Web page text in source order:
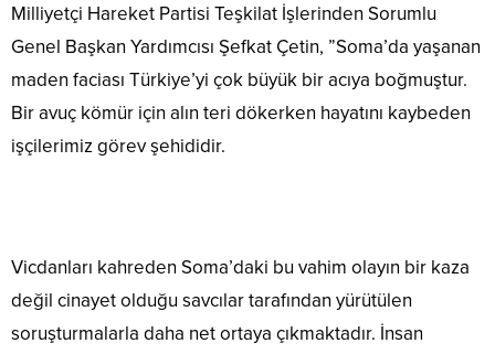
Milliyetçi Hareket Partisi Teşkilat İşlerinden Sorumlu
Genel Başkan Yardımcısı Şefkat Çetin, ”Soma’da yaşanan
maden faciası Türkiye’yi çok büyük bir acıya boğmuştur.
Bir avuç kömür için alın teri dökerken hayatını kaybeden
işçilerimiz görev şehididir.
Vicdanları kahreden Soma’daki bu vahim olayın bir kaza
değil cinayet olduğu savcılar tarafından yürütülen
soruşturmalarla daha net ortaya çıkmaktadır. İnsan